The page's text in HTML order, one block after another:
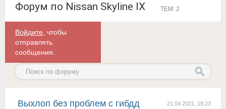
Форум по Nissan Skyline IX ТЕМ: 2
Войдите , чтобы
отправлять
сообщения.
21.04.2021, 18:23
Выхлоп без проблем с гибдд